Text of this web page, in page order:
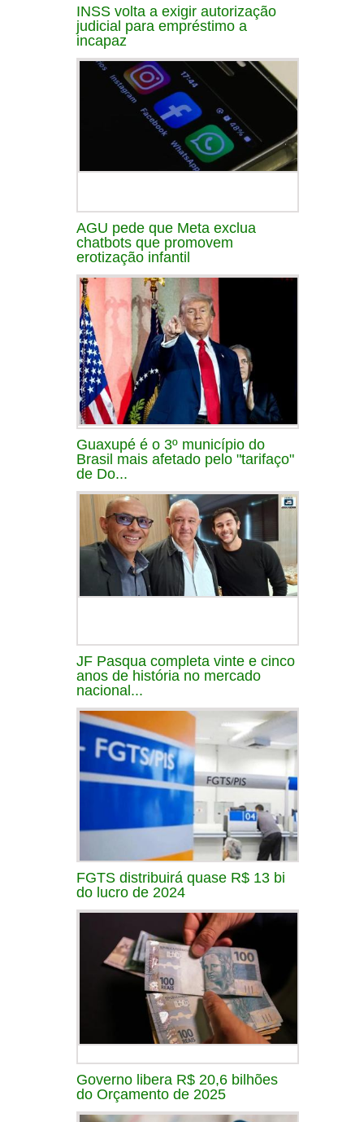
INSS volta a exigir autorização
judicial para empréstimo a
incapaz
AGU pede que Meta exclua
chatbots que promovem
erotização infantil
Guaxupé é o 3º município do
Brasil mais afetado pelo "tarifaço"
de Do...
JF Pasqua completa vinte e cinco
anos de história no mercado
nacional...
FGTS distribuirá quase R$ 13 bi
do lucro de 2024
Governo libera R$ 20,6 bilhões
do Orçamento de 2025